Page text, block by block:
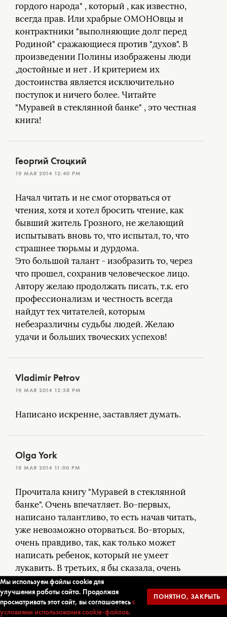
гордого народа" , который , как известно,
всегда прав. Или храбрые ОМОНОвцы и
контрактники "выполняющие долг перед
Родиной" сражающиеся против "духов". В
произведении Полины изображены люди
,достойные и нет . И критерием их
достоинства является исключительно
поступок и ничего более. Читайте
"Муравей в стеклянной банке" , это честная
книга!
Начал читать и не смог оторваться от
чтения, хотя и хотел бросить чтение, как
бывший житель Грозного, не желающий
испытывать вновь то, что испытал, то, что
страшнее тюрьмы и дурдома.
Это большой талант - изобразить то, через
что прошел, сохранив человеческое лицо.
Автору желаю продолжать писать, т.к. его
профессионализм и честность всегда
найдут тех читателей, которым
небезразличны судьбы людей. Желаю
удачи и больших твоческих успехов!
Георгий Стоцкий
19 МАЯ 2014 12:40 PM
Написано искренне, заставляет думать.
Vladimir Petrov
19 МАЯ 2014 12:58 PM
Прочитала книгу "Муравей в стеклянной
банке". Очень впечатляет. Во-первых,
написано талантливо, то есть начав читать,
уже невозможно оторваться. Во-вторых,
очень правдиво, так, как только может
написать ребенок, который не умеет
лукавить. В третьих, я бы сказала, очень
миротворческая книга, прочитав которую,
всем существом понимаешь,что всякая
война это преступление, преступление
Olga York
19 МАЯ 2014 11:00 PM
Мы используем файлы cookie для
улучшения работы сайта. Продолжая
просматривать этот сайт, вы соглашаетесьс
условиями использования cookie-файлов.
ПОНЯТНО, ЗАКРЫТЬ